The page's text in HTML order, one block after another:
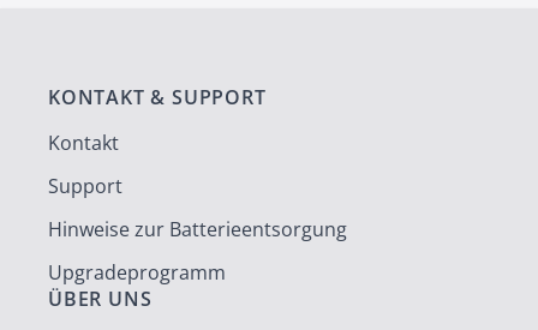
KONTAKT & SUPPORT
Kontakt
Support
Hinweise zur Batterieentsorgung
Upgradeprogramm
ÜBER UNS